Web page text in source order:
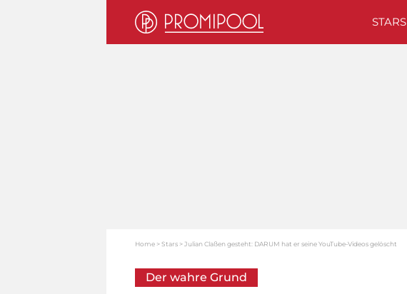
STARS
Home Stars Julian Claßen gesteht: DARUM hat er seine YouTube-Videos gelöscht
Der wahre Grund